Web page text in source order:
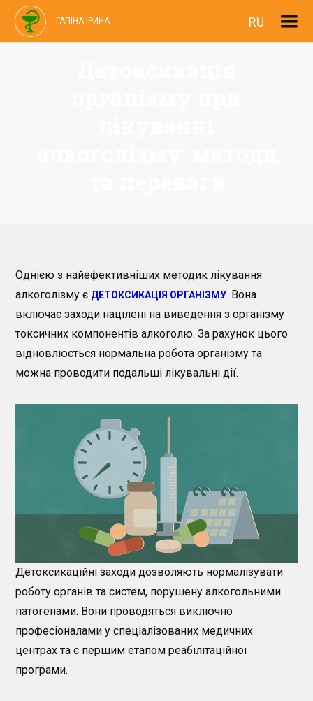
ГАПІНА ІРИНА RU
Однією з найефективніших методик лікування
алкоголізму є ДЕТОКСИКАЦІЯ ОРГАНІЗМУ. Вона
включає заходи націлені на виведення з організму
токсичних компонентів алкоголю. За рахунок цього
відновлюється нормальна робота організму та
можна проводити подальші лікувальні дії.
Детоксикаційні заходи дозволяють нормалізувати
роботу органів та систем, порушену алкогольними
патогенами. Вони проводяться виключно
професіоналами у спеціалізованих медичних
центрах та є першим етапом реабілітаційної
програми.